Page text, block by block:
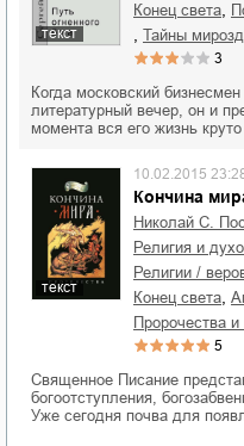
текст
конец света
тайны
3
Когда московский
литературный вечер, он и
момента вся его жизнь
текст
Кончина
10.02.2015
Николай С.
религия и
религии /
конец света
пророчества
5
Священное Писание
богоотступления,
Уже сегодня почва для